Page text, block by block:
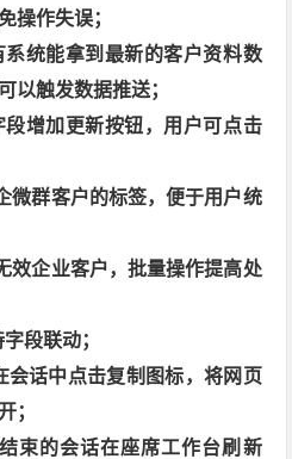
操作失误；
统能拿到最新的客户资料数
以触发数据推送；
增加更新按钮，用户可点击
微群客户的标签，便于用户统
效企业客户，批量操作提高处
段联动；
会话中点击复制图标，将网页
；
束的会话在座席工作台刷新